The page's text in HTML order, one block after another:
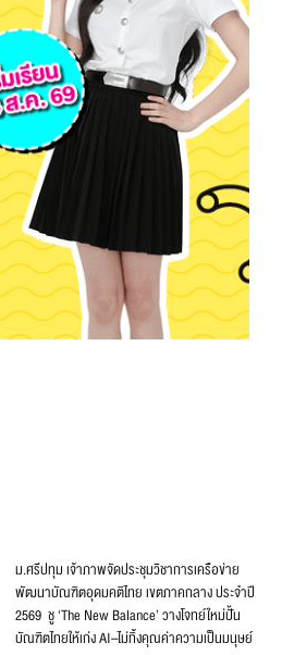
ม.ศรีปทุม เจ้าภาพจัดประชุมวิชาการเครือข่าย
พัฒนาบัณฑิตอุดมคติไทย เขตภาคกลาง ประจำปี
2569 ชู ‘The New Balance’ วางโจทย์ใหม่ปั้น
บัณฑิตไทยให้เก่ง AI–ไม่ทิ้งคุณค่าความเป็นมนุษย์